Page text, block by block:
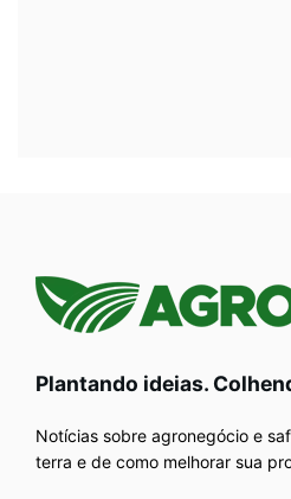
Plantando ideias.
Notícias sobre agronegócio e
terra e de como melhorar sua